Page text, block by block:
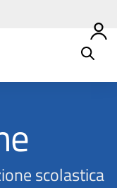
scolastica